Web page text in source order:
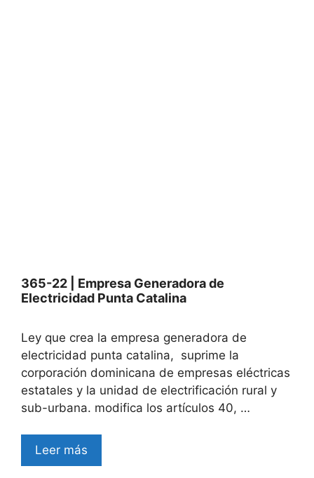
365-22 | Empresa Generadora de
Electricidad Punta Catalina
Ley que crea la empresa generadora de
electricidad punta catalina, suprime la
corporación dominicana de empresas eléctricas
estatales y la unidad de electrificación rural y
sub-urbana. modifica los artículos 40, …
Leer más